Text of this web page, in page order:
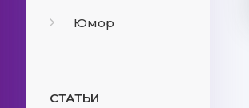
Юмор
СТАТЬИ